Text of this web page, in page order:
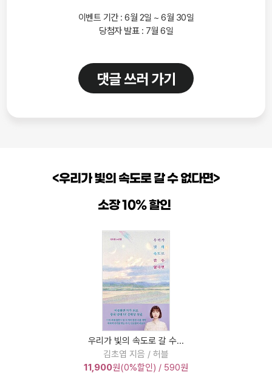
이벤트 기간 : 6월 2일 ~ 6월 30일
당첨자 발표 : 7월 6일
댓글 쓰러 가기
<우리가 빛의 속도로 갈 수 없다면>
소장 10% 할인
우리가 빛의 속도로 갈 수...
김초엽 지음 / 허블
11,900원(0%할인) / 590원